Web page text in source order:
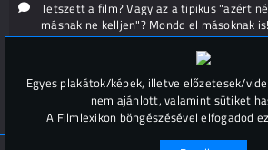
Tetszett a film? Vagy az a tipikus "azért
másnak ne kelljen"? Mondd el másoknak is!
Hozzászólások (
Egyes plakátok/képek, illetve előzetesek/
nem ajánlott, valamint sütiket
A Filmlexikon böngészésével elfogadod